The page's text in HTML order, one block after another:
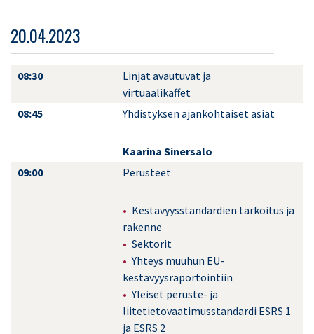
20.04.2023
08:30
Linjat avautuvat ja
virtuaalikaffet
08:45
Yhdistyksen ajankohtaiset asiat
Kaarina Sinersalo
09:00
Perusteet
Kestävyysstandardien tarkoitus ja
rakenne
Sektorit
Yhteys muuhun EU-
kestävyysraportointiin
Yleiset peruste- ja
liitetietovaatimusstandardi ESRS 1
ja ESRS 2